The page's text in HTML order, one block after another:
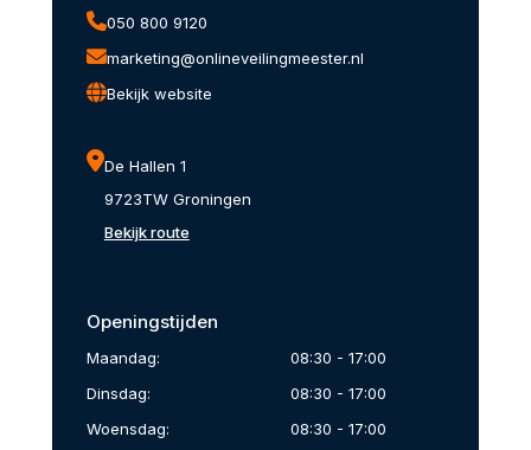
050 800 9120
marketing@onlineveilingmeester.nl
Bekijk website
De Hallen 1
9723TW Groningen
Bekijk route
Openingstijden
Maandag:
08:30 - 17:00
Dinsdag:
08:30 - 17:00
Woensdag:
08:30 - 17:00